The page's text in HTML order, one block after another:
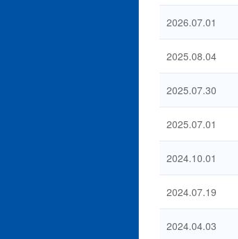
2026.07.01
2025.08.04
2025.07.30
2025.07.01
2024.10.01
2024.07.19
2024.04.03